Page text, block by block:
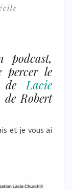
podcast,
percer le
deLacie
Robert
et je vous ai